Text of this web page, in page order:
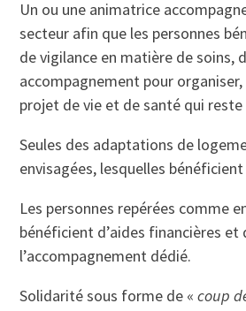
Un ou une animatrice
secteur afin que les personnes
de vigilance en matière de soins,
accompagnement pour
projet de vie et de santé qui reste
Seules des adaptations de
envisagées, lesquelles
Les personnes repérées comme
bénéficient d’aides financières et
l’accompagnement dédié.
Solidarité sous forme de «coup